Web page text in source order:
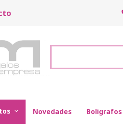
Novedades Boligrafos